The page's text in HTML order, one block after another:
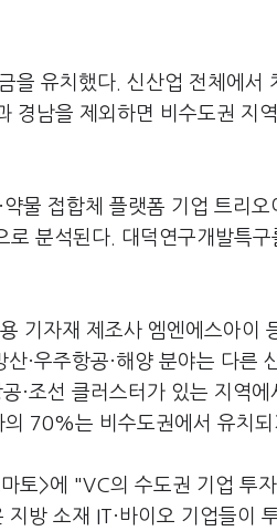
을 유치했다. 신산업 전체에서
남을 제외하면 비수도권 지
물 접합체 플랫폼 기업 트리
분석된다. 대덕연구개발특
기자재 제조사 엠엔에스아이
·우주항공·해양 분야는 다른
·조선 클러스터가 있는 지역에
70%는 비수도권에서 유치되
토>에 "VC의 수도권 기업 투
방 소재 IT·바이오 기업들이